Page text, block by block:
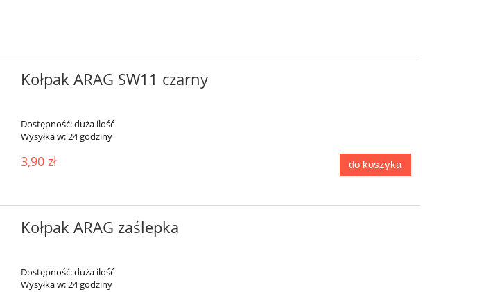
Kołpak ARAG SW11 czarny
Dostępność:duża ilość
Wysyłka w:24 godziny
3,90 zł do koszyka
Kołpak ARAG zaślepka
Dostępność:duża ilość
Wysyłka w:24 godziny